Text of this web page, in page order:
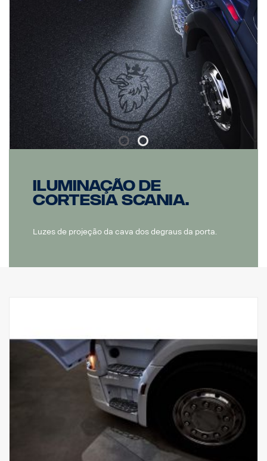
Iluminação de
cortesia Scania.
Luzes de projeção da cava dos degraus da porta.